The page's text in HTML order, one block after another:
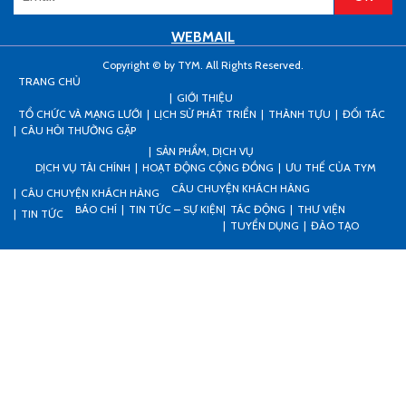
WEBMAIL
Copyright © by TYM. All Rights Reserved.
TRANG CHỦ
GIỚI THIỆU
TỔ CHỨC VÀ MẠNG LƯỚI
LỊCH SỬ PHÁT TRIỂN THÀNH TỰU
ĐỐI TÁC
CÂU HỎI THƯỜNG GẶP
SẢN PHẨM, DỊCH VỤ
DỊCH VỤ TÀI CHÍNH
HOẠT ĐỘNG CỘNG ĐỒNG
ƯU THẾ CỦA TYM
CÂU CHUYỆN KHÁCH HÀNG
CÂU CHUYỆN KHÁCH HÀNG
TIN TỨC
BÁO CHÍ TIN TỨC – SỰ KIỆN TÁC ĐỘNG
THƯ VIỆN
TUYỂN DỤNG
ĐÀO TẠO